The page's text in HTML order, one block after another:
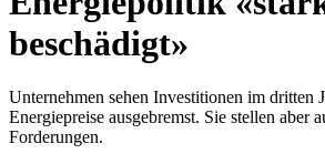
beschädigt»
Unternehmen sehen Investitionen im dritten
Energiepreise ausgebremst. Sie stellen aber
Forderungen.